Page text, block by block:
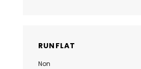
RUNFLAT
Non